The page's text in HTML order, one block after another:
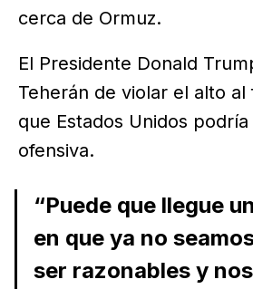
cerca de Ormuz.
El Presidente Donald
Teherán de violar el alto
que Estados Unidos
ofensiva.
“Puede que llegue
en que ya no
ser razonables y